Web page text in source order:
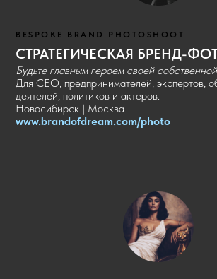
BESPOKE BRAND PHOTOSHOOT
СТРАТЕГИЧЕСКАЯ БРЕНД-
Будьте главным героем своей
Для СЕО, предпринимателей, экспертов,
деятелей, политиков и актеров.
Новосибирск | Москва
www.brandofdream.com/photo